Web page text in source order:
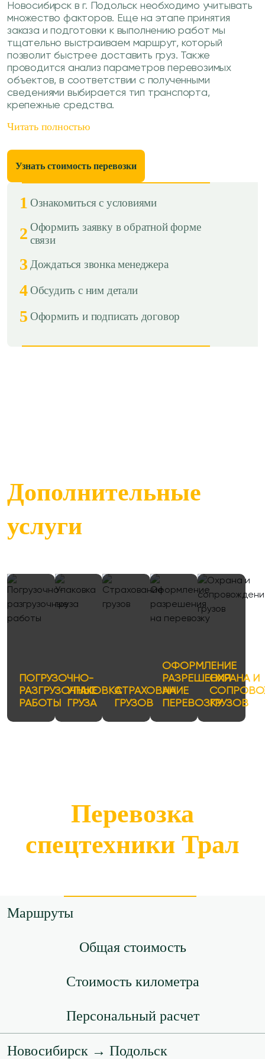
Новосибирск в г. Подольск необходимо учитывать
множество факторов. Еще на этапе принятия
заказа и подготовки к выполнению работ мы
тщательно выстраиваем маршрут, который
позволит быстрее доставить груз. Также
проводится анализ параметров перевозимых
объектов, в соответствии с полученными
сведениями выбирается тип транспорта,
крепежные средства.
Читать полностью
Узнать стоимость перевозки
1 Ознакомиться с условиями
2 Оформить заявку в обратной форме
связи
3 Дождаться звонка менеджера
4 Обсудить с ним детали
5 Оформить и подписать договор
Дополнительные
услуги
ПОГРУЗОЧНО-
РАЗГРУЗОЧНЫЕ
РАБОТЫ
УПАКОВКА
ГРУЗА
СТРАХОВАНИЕ
ГРУЗОВ
ОФОРМЛЕНИЕ
РАЗРЕШЕНИЯ
НА
ПЕРЕВОЗКУ
ОХРАНА И
ГРУЗОВ
Перевозка
спецтехники Трал
Маршруты
Общая стоимость
Стоимость километра
Персональный расчет
Новосибирск → Подольск